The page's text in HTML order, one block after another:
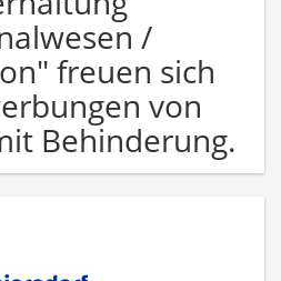
/
freuen sich
von
Behinderung.